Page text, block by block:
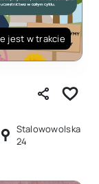
jest w trakcie
Stalowowolska
24